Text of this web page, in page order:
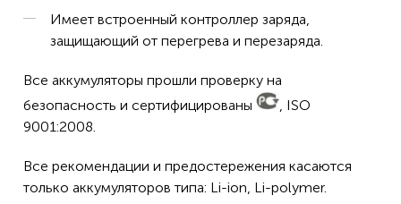
Имеет встроенный контроллер заряда,
защищающий от перегрева и перезаряда.
Все аккумуляторы прошли проверку на
безопасность и сертифицированы
, ISO
9001:2008.
Все рекомендации и предостережения касаются
только аккумуляторов типа: Li-ion, Li-polymer.